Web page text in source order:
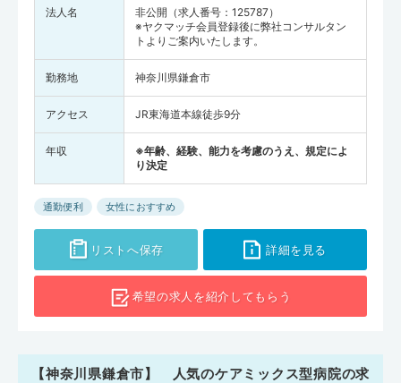
法人名
非公開（求人番号：125787）
※ヤクマッチ会員登録後に弊社コンサルタン
トよりご案内いたします。
勤務地 神奈川県鎌倉市
アクセス JR東海道本線徒歩9分
年収
※年齢、経験、能力を考慮のうえ、規定によ
り決定
通勤便利 女性におすすめ
リストへ保存 詳細を見る
希望の求人を紹介してもらう
【神奈川県鎌倉市】 人気のケアミックス型病院の求